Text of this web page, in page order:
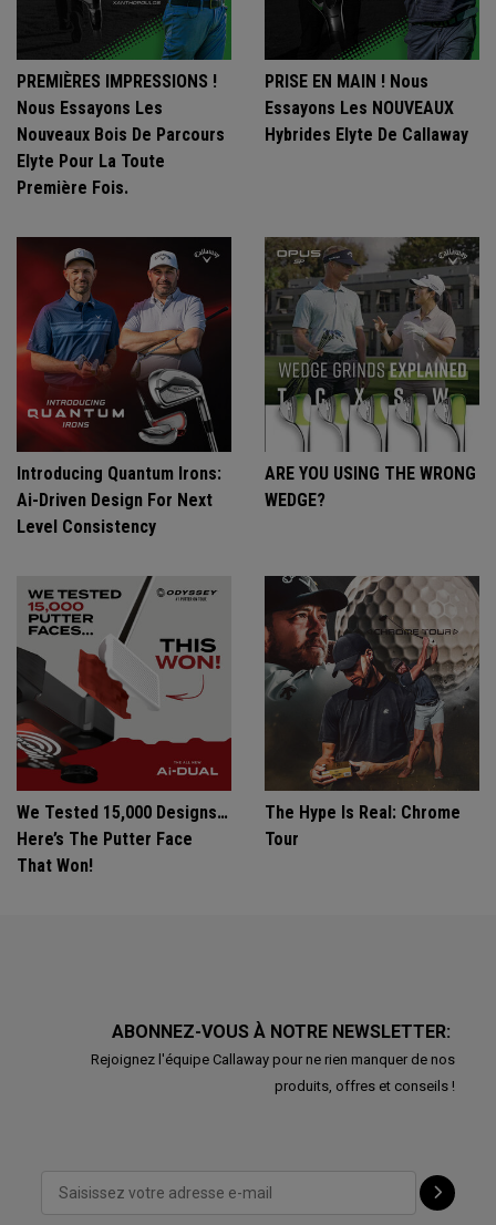
PREMIÈRES IMPRESSIONS !
Nous Essayons Les
Nouveaux Bois De Parcours
Elyte Pour La Toute
Première Fois.
PRISE EN MAIN ! Nous
Essayons Les NOUVEAUX
Hybrides Elyte De Callaway
Introducing Quantum Irons:
Ai-Driven Design For Next
Level Consistency
ARE YOU USING THE WRONG
WEDGE?
We Tested 15,000 Designs…
Here’s The Putter Face
That Won!
The Hype Is Real: Chrome
Tour
ABONNEZ-VOUS À NOTRE NEWSLETTER:
Rejoignez l'équipe Callaway pour ne rien manquer de nos
produits, offres et conseils !